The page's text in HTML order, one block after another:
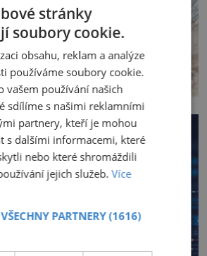
stránky
soubory cookie.
obsahu, reklam a analýze
používáme soubory cookie.
vašem používání našich
sdílíme s našimi reklamními
partnery, kteří je mohou
s dalšími informacemi, které
nebo které shromáždili
jejich služeb.Více
PARTNERY(1616)